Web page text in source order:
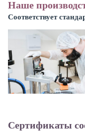
Наше
Соответствует
Сертификаты